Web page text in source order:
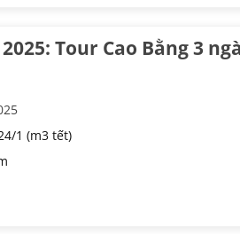
Tour Cao Bằng 3
1 (m3 tết)